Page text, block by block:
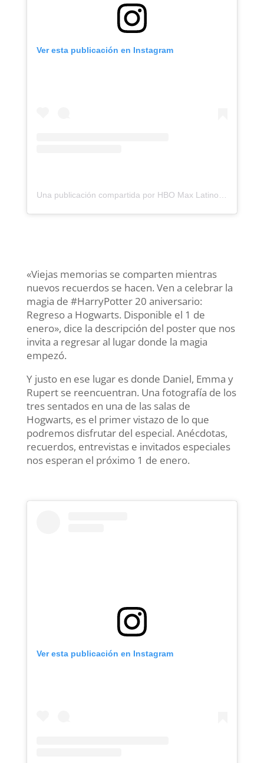
Ver esta publicación en Instagram
Una publicación compartida por HBO Max Latinoamérica (@hbomaxla)
«Viejas memorias se comparten mientras
nuevos recuerdos se hacen. Ven a celebrar la
magia de #HarryPotter 20 aniversario:
Regreso a Hogwarts. Disponible el 1 de
enero», dice la descripción del poster que nos
invita a regresar al lugar donde la magia
empezó.
Y justo en ese lugar es donde Daniel, Emma y
Rupert se reencuentran. Una fotografía de los
tres sentados en una de las salas de
Hogwarts, es el primer vistazo de lo que
podremos disfrutar del especial. Anécdotas,
recuerdos, entrevistas e invitados especiales
nos esperan el próximo 1 de enero.
Ver esta publicación en Instagram